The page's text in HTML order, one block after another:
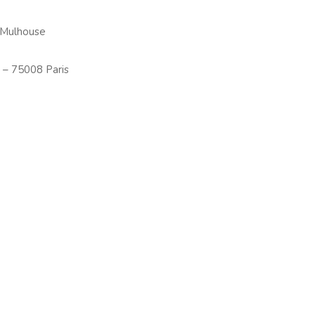
75008 Paris